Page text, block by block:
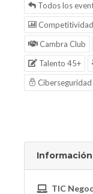
Todos los
Competitividad
Cambra Club
Talento 45+
Ciberseguridad
TIC